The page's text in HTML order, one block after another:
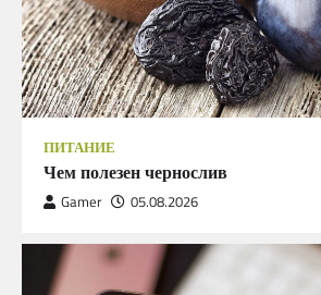
ПИТАНИЕ
Чем полезен чернослив
Gamer 05.08.2026